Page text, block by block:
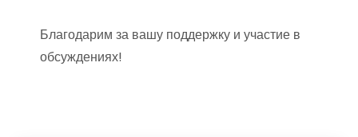
Благодарим за вашу поддержку и участие в
обсуждениях!